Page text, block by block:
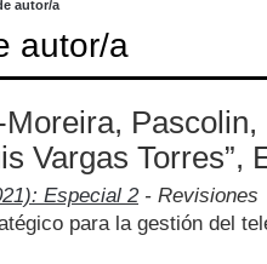
autor/a
autor/a
Vargas Torres”,
Especial 2- Revisiones
para la gestión del